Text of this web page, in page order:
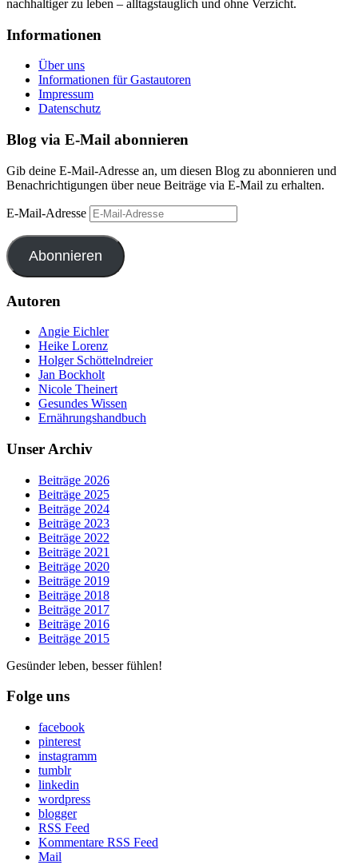
nachhaltiger zu leben – alltagstauglich und ohne Verzicht.
Informationen
Über uns
Informationen für Gastautoren
Impressum
Datenschutz
Blog via E-Mail abonnieren
Gib deine E-Mail-Adresse an, um diesen Blog zu abonnieren und
Benachrichtigungen über neue Beiträge via E-Mail zu erhalten.
E-Mail-Adresse
Abonnieren
Autoren
Angie Eichler
Heike Lorenz
Holger Schöttelndreier
Jan Bockholt
Nicole Theinert
Gesundes Wissen
Ernährungshandbuch
Unser Archiv
Beiträge 2026
Beiträge 2025
Beiträge 2024
Beiträge 2023
Beiträge 2022
Beiträge 2021
Beiträge 2020
Beiträge 2019
Beiträge 2018
Beiträge 2017
Beiträge 2016
Beiträge 2015
Gesünder leben, besser fühlen!
Folge uns
facebook
pinterest
instagramm
tumblr
linkedin
wordpress
blogger
RSS Feed
Kommentare RSS Feed
Mail